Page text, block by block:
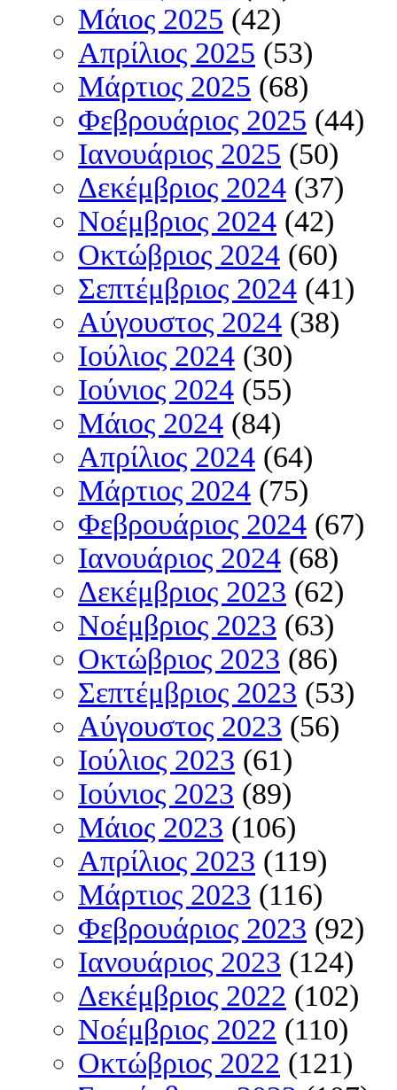
Μάιος 2025 (42)
Απρίλιος 2025 (53)
Μάρτιος 2025 (68)
Φεβρουάριος 2025 (44)
Ιανουάριος 2025 (50)
Δεκέμβριος 2024 (37)
Νοέμβριος 2024 (42)
Οκτώβριος 2024 (60)
Σεπτέμβριος 2024 (41)
Αύγουστος 2024 (38)
Ιούλιος 2024 (30)
Ιούνιος 2024 (55)
Μάιος 2024 (84)
Απρίλιος 2024 (64)
Μάρτιος 2024 (75)
Φεβρουάριος 2024 (67)
Ιανουάριος 2024 (68)
Δεκέμβριος 2023 (62)
Νοέμβριος 2023 (63)
Οκτώβριος 2023 (86)
Σεπτέμβριος 2023 (53)
Αύγουστος 2023 (56)
Ιούλιος 2023 (61)
Ιούνιος 2023 (89)
Μάιος 2023 (106)
Απρίλιος 2023 (119)
Μάρτιος 2023 (116)
Φεβρουάριος 2023 (92)
Ιανουάριος 2023 (124)
Δεκέμβριος 2022 (102)
Νοέμβριος 2022 (110)
Οκτώβριος 2022 (121)